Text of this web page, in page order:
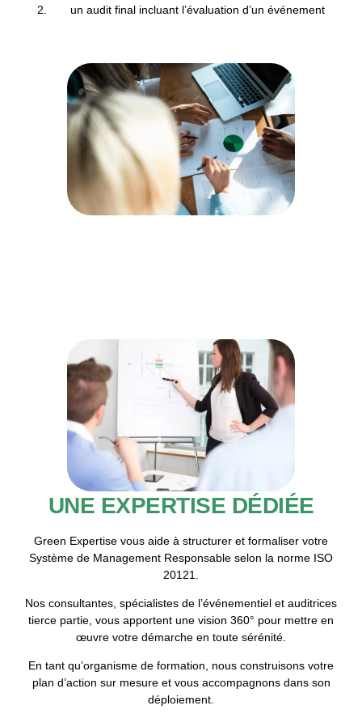
un audit final incluant l’évaluation d’un événement
UNE EXPERTISE DÉDIÉE
Green Expertise vous aide à structurer et formaliser votre
Système de Management Responsable selon la norme ISO
20121.
Nos consultantes, spécialistes de l’événementiel et auditrices
tierce partie, vous apportent une vision 360° pour mettre en
œuvre votre démarche en toute sérénité.
En tant qu’organisme de formation, nous construisons votre
plan d’action sur mesureet vous accompagnons dans son
déploiement.